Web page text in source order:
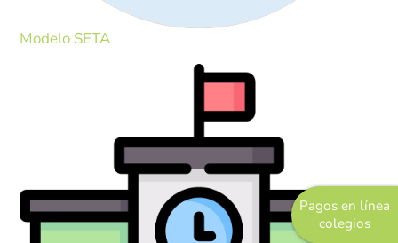
Pagos en línea
colegios
Educación Superior
Experiencias
Direccionamiento
Estratégico
Objetivos Estratégicos
Plan de Desarrollo
Modelo SETA